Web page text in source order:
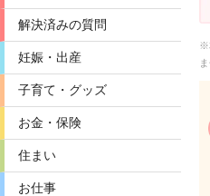
解決済みの質問
妊娠・出産
子育て・グッズ
お金・保険
住まい
お仕事
※